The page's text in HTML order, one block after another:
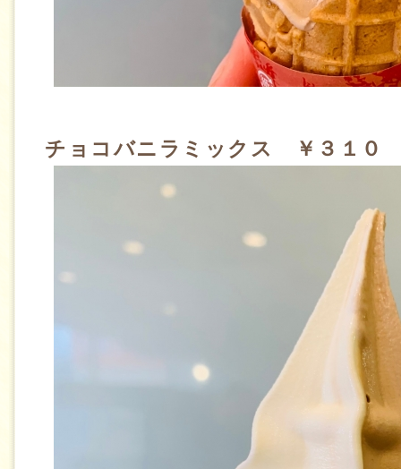
チョコバニラミックス ￥３１０